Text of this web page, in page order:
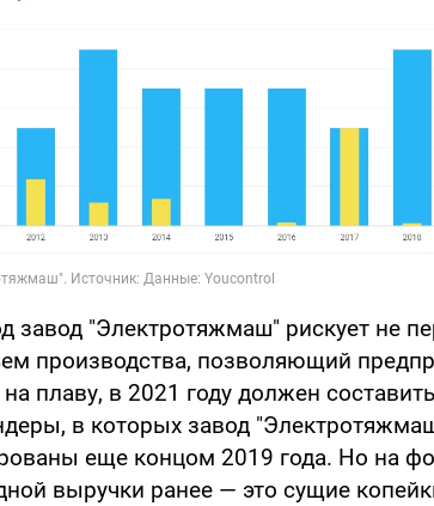
завод "Электротяжмаш" рискует не
производства, позволяющий
плаву, в 2021 году должен
в которых завод
еще концом 2019 года. Но на
выручки ранее — это сущие